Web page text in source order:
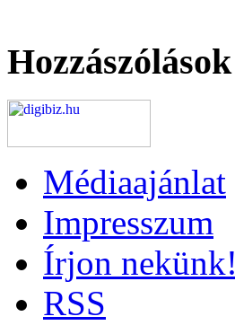
Hozzászólások
Médiaajánlat
Impresszum
Írjon nekünk!
RSS